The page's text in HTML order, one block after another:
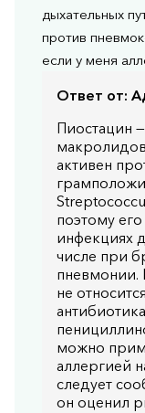
дыхательных
против
если у меня
Ответ от:
Пиостацин
активен
поэтому
инфекциях
числе при
пневмонии.
не
можно
аллергией
следует
он оценил